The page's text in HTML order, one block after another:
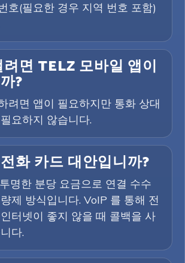
호(필요한 경우 지역 번호 포함)
면 TELZ 모바일 앱이
?
려면 앱이 필요하지만 통화 상대
요하지 않습니다.
화 카드 대안입니까?
명한 분당 요금으로 연결 수수
제 방식입니다. VoIP 를 통해 전
터넷이 좋지 않을 때 콜백을 사
다.